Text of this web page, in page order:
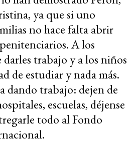
ya que si uno
no hace falta abrir
A los
darles trabajo y a los niños
de estudiar y nada más.
dando trabajo: dejen de
escuelas, déjense
todo al Fondo